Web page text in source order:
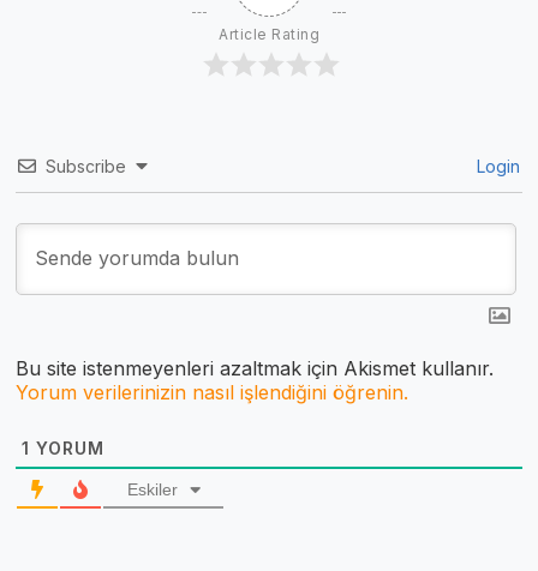
Article Rating
Subscribe Login
Bu site istenmeyenleri azaltmak için Akismet kullanır.
Yorum verilerinizin nasıl işlendiğini öğrenin.
1 YORUM
Eskiler